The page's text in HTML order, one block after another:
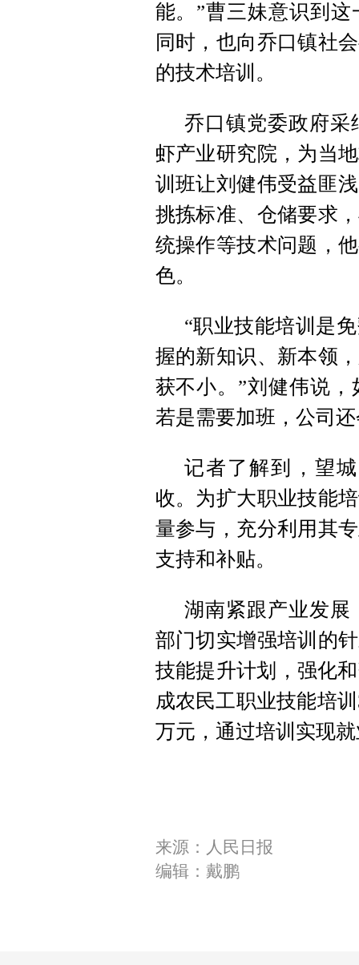
能。”曹三妹意识到
同时，也向乔口镇社
的技术培训。
乔口镇党委政府采
虾产业研究院，为当
训班让刘健伟受益匪
挑拣标准、仓储要求
统操作等技术问题，
色。
“职业技能培训是
握的新知识、新本领
获不小。”刘健伟说
若是需要加班，公司
记者了解到，望
收。为扩大职业技能
量参与，充分利用其
支持和补贴。
湖南紧跟产业发展
部门切实增强培训的
技能提升计划，强化
成农民工职业技能培
万元，通过培训实现
来源：人民日报
编辑：戴鹏